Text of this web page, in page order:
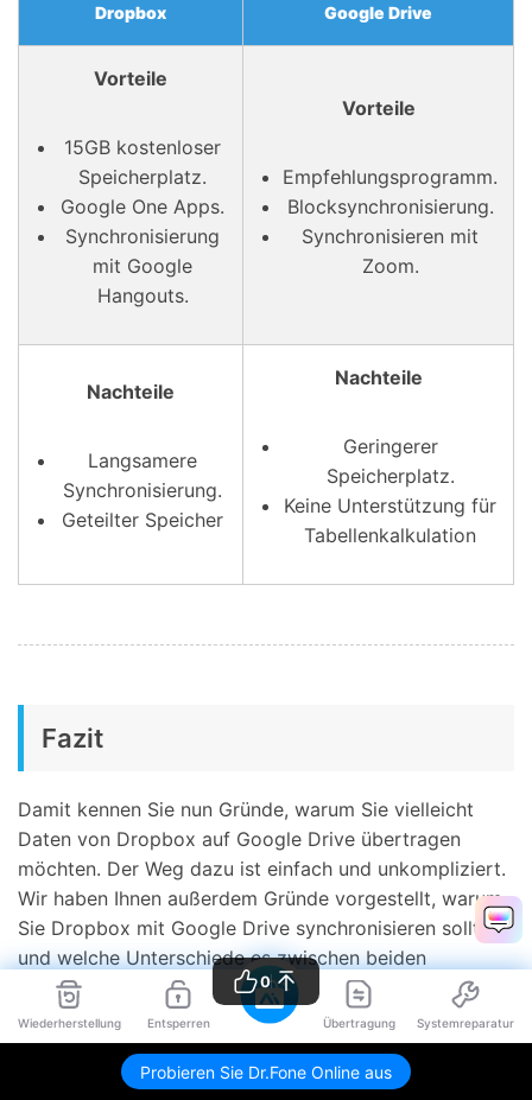
Wiederherstellung Entsperren Übertragung Systemreparatur
Probieren Sie Dr.Fone Online aus
Dropbox Google Drive
Vorteile
15GB kostenloser
Speicherplatz.
Google One Apps.
Synchronisierung
mit Google
Hangouts.
Vorteile
Empfehlungsprogramm.
Blocksynchronisierung.
Synchronisieren mit
Zoom.
Nachteile
Langsamere
Synchronisierung.
Geteilter Speicher
Nachteile
Geringerer
Speicherplatz.
Keine Unterstützung für
Tabellenkalkulation
Fazit
Damit kennen Sie nun Gründe, warum Sie vielleicht
Daten von Dropbox auf Google Drive übertragen
möchten. Der Weg dazu ist einfach und unkompliziert.
Wir haben Ihnen außerdem Gründe vorgestellt, warum
Sie Dropbox mit Google Drive synchronisieren sollten,
und welche Unterschiede es zwischen beiden
Plattformen gibt.
Kostenlos Testen
0